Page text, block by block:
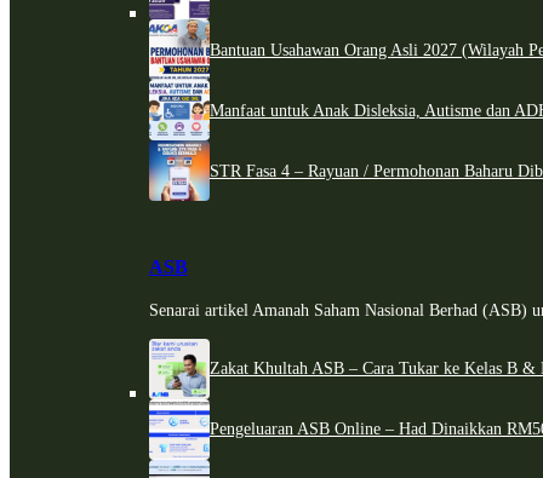
Bantuan Usahawan Orang Asli 2027 (Wilayah
Manfaat untuk Anak Disleksia, Autisme dan
STR Fasa 4 – Rayuan / Permohonan Baharu
ASB
Senarai artikel Amanah Saham Nasional Berhad (ASB)
Zakat Khultah ASB – Cara Tukar ke Kelas B &
Pengeluaran ASB Online – Had Dinaikkan